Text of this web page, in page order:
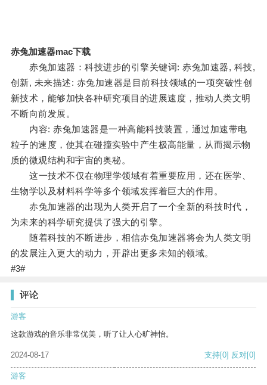
赤兔加速器mac下载
赤兔加速器：科技进步的引擎关键词: 赤兔加速器, 科技,
创新, 未来描述: 赤兔加速器是目前科技领域的一项突破性创
新技术，能够加快各种研究项目的进展速度，推动人类文明
不断向前发展。
内容: 赤兔加速器是一种高能科技装置，通过加速带电
粒子的速度，使其在碰撞实验中产生极高能量，从而揭示物
质的微观结构和宇宙的奥秘。
这一技术不仅在物理学领域有着重要应用，还在医学、
生物学以及材料科学等多个领域发挥着巨大的作用。
赤兔加速器的出现为人类开启了一个全新的科技时代，
为未来的科学研究提供了强大的引擎。
随着科技的不断进步，相信赤兔加速器将会为人类文明
的发展注入更大的动力，开辟出更多未知的领域。
#3#
评论
游客
这款游戏的音乐非常优美，听了让人心旷神怡。
2024-08-17 支持[0] 反对[0]
游客